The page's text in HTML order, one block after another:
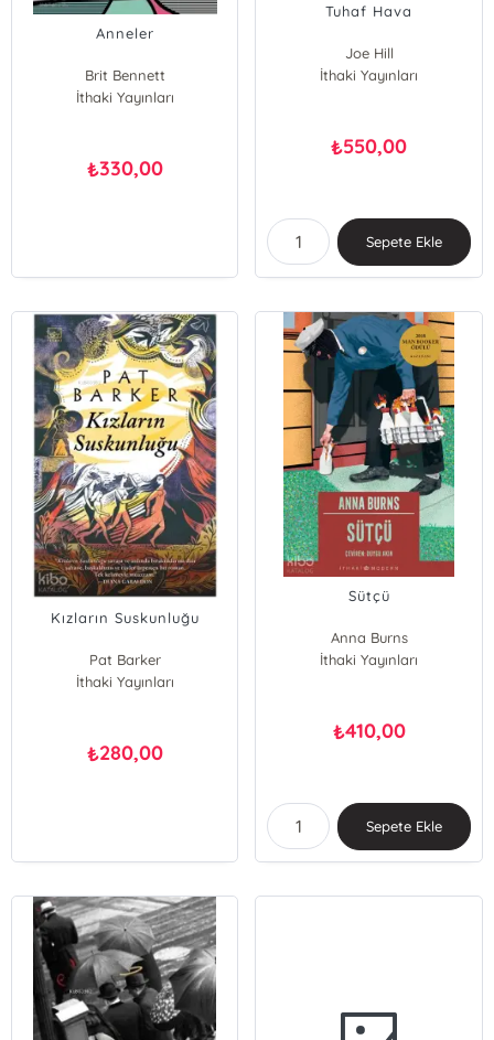
Anneler
Brit Bennett
İthaki Yayınları
₺330,00
Tuhaf Hava
Joe Hill
İthaki Yayınları
₺550,00
Sepete Ekle
Kızların Suskunluğu
Pat Barker
İthaki Yayınları
₺280,00
Sütçü
Anna Burns
İthaki Yayınları
₺410,00
Sepete Ekle